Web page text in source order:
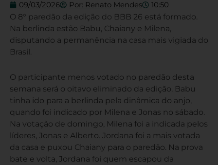
09/03/2026 Por: Renato Mendes 10:50
O 8° paredão da edição do BBB 26 está formado.
Na berlinda estão Babu, Chaiany e Milena,
disputando a permanência na casa mais vigiada do
Brasil.
O participante menos votado no paredão desta
semana será o oitavo eliminado da edição. Babu
tinha ido para a berlinda pela dinâmica do anjo,
quando foi indicado por Milena e Jonas no sábado.
Na votação de domingo, Milena foi a indicada pelos
líderes, Jonas e Alberto. Jordana foi a mais votada
da casa e puxou Chaiany para o paredão. Na prova
bate e volta, Jordana foi quem escapou da